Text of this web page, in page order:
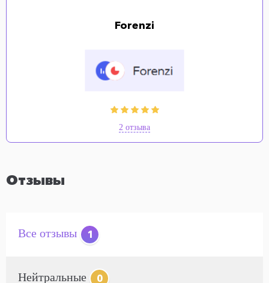
Forenzi
2 отзыва
Отзывы
Все отзывы 1
Нейтральные 0